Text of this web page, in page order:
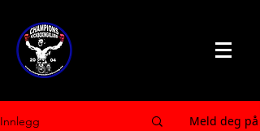
Innlegg Meld deg på